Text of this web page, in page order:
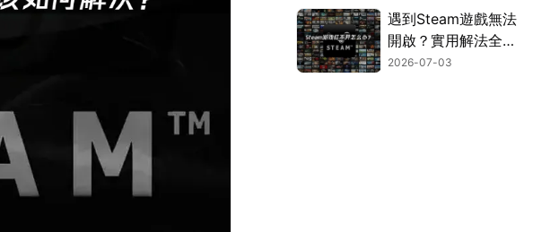
遇到Steam遊戲無法
開啟？實用解法全面
彙整！
2026-07-03